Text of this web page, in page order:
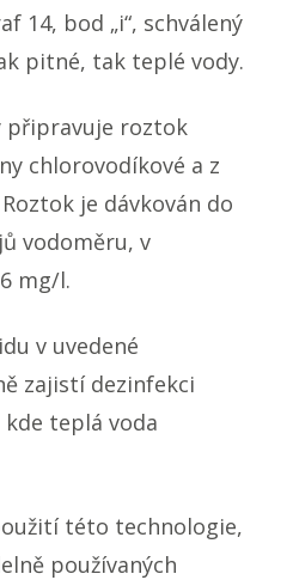
14, bod „i“, schválený
pitné, tak teplé vody.
připravuje roztok
chlorovodíkové a z
je dávkován do
vodoměru, v
mg/l.
v uvedené
zajistí dezinfekci
teplá voda
této technologie,
používaných